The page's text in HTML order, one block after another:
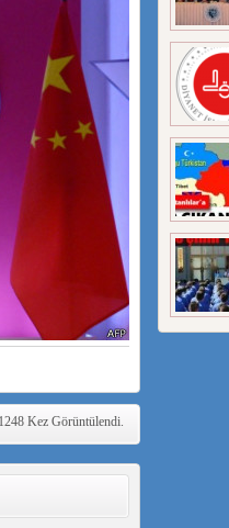
1248 Kez Görüntülendi.